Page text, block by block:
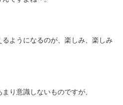
ようになるのが、楽しみ、楽しみ
り意識しないものですが、